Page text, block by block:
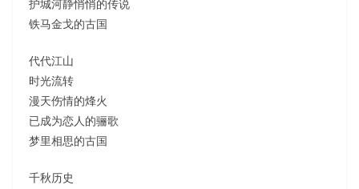
护城河静悄悄的传说
铁马金戈的古国
代代江山
时光流转
漫天伤情的烽火
已成为恋人的骊歌
梦里相思的古国
千秋历史